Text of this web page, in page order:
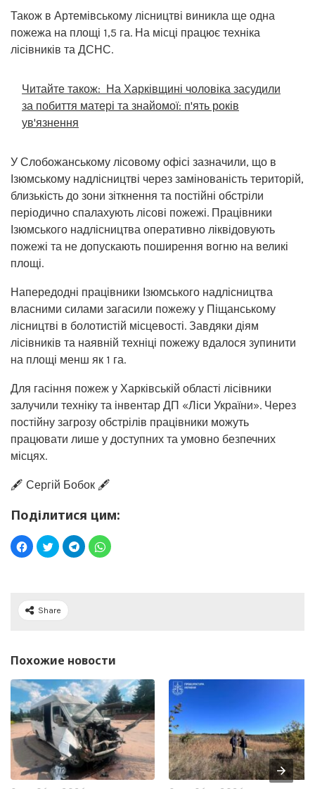
Також в Артемівському лісництві виникла ще одна
пожежа на площі 1,5 га. На місці працює техніка
лісівників та ДСНС.
Читайте також: На Харківщині чоловіка засудили
за побиття матері та знайомої: п'ять років
ув'язнення
У Слобожанському лісовому офісі зазначили, що в
Ізюмському надлісництві через замінованість територій,
близькість до зони зіткнення та постійні обстріли
періодично спалахують лісові пожежі. Працівники
Ізюмського надлісництва оперативно ліквідовують
пожежі та не допускають поширення вогню на великі
площі.
Напередодні працівники Ізюмського надлісництва
власними силами загасили пожежу у Піщанському
лісництві в болотистій місцевості. Завдяки діям
лісівників та наявній техніці пожежу вдалося зупинити
на площі менш як 1 га.
Для гасіння пожеж у Харківській області лісівники
залучили техніку та інвентар ДП «Ліси України». Через
постійну загрозу обстрілів працівники можуть
працювати лише у доступних та умовно безпечних
місцях.
🖋️ Сергій Бобок 🖋️
Поділитися цим:
Share
Похожие новости